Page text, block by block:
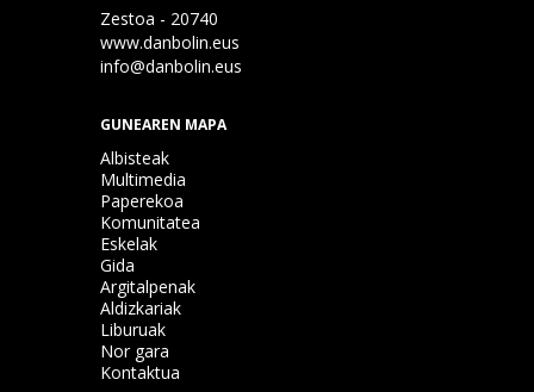
Zestoa - 20740
www.danbolin.eus
info@danbolin.eus
GUNEAREN MAPA
Albisteak
Multimedia
Paperekoa
Komunitatea
Eskelak
Gida
Argitalpenak
Aldizkariak
Liburuak
Nor gara
Kontaktua